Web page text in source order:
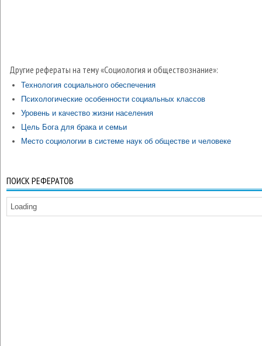
Другие рефераты на тему «Социология и обществознание»:
Технология социального обеспечения
Психологические особенности социальных классов
Уровень и качество жизни населения
Цель Бога для брака и семьи
Место социологии в системе наук об обществе и человеке
ПОИСК РЕФЕРАТОВ
Loading